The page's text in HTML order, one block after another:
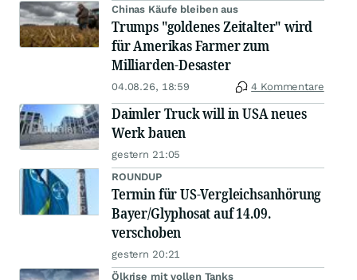
Chinas Käufe bleiben aus
Trumps "goldenes Zeitalter" wird
für Amerikas Farmer zum
Milliarden-Desaster
04.08.26, 18:59 4 Kommentare
Daimler Truck will in USA neues
Werk bauen
gestern 21:05
ROUNDUP
Termin für US-Vergleichsanhörung
Bayer/Glyphosat auf 14.09.
verschoben
gestern 20:21
Ölkrise mit vollen Tanks